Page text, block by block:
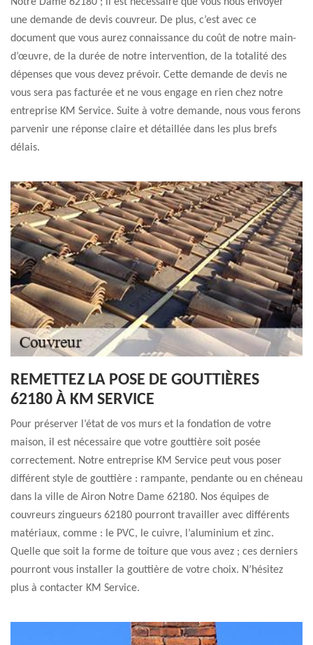
une demande de devis couvreur. De plus, c’est avec ce
document que vous aurez connaissance du coût de notre main-
d’œuvre, de la durée de notre intervention, de la totalité des
dépenses que vous devez prévoir. Cette demande de devis ne
vous sera pas facturée et ne vous engage en rien chez notre
entreprise KM Service. Suite à votre demande, nous vous ferons
parvenir une réponse claire et détaillée dans les plus brefs
délais.
REMETTEZ LA POSE DE GOUTTIÈRES
62180 À KM SERVICE
Pour préserver l’état de vos murs et la fondation de votre
maison, il est nécessaire que votre gouttière soit posée
correctement. Notre entreprise KM Service peut vous poser
différent style de gouttière : rampante, pendante ou en chéneau
dans la ville de Airon Notre Dame 62180. Nos équipes de
couvreurs zingueurs 62180 pourront travailler avec différents
matériaux, comme : le PVC, le cuivre, l’aluminium et zinc.
Quelle que soit la forme de toiture que vous avez ; ces derniers
pourront vous installer la gouttière de votre choix. N’hésitez
plus à contacter KM Service.